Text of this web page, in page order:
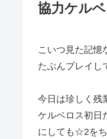
協力ケル
こいつ見た記憶
たぶんプレイし
今日は珍しく残
ケルベロス初日
にしても☆2をち